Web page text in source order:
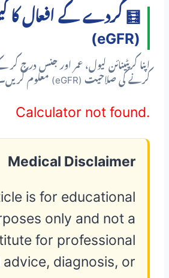
🧮 گردے کے افعال کا
(eGFR)
اپنا کریٹینائن لیول، عمر اور جنس درج
کرنے کی صلاحیت (eGFR) معلوم کریں۔
Calculator not found.
Medical Disclaimer
is for educational
only and not a
for professional
advice, diagnosis, or